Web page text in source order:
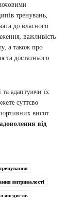
тренувань,
до власного
важливість
а також про
та достатнього
та адаптуючи їх
суттєво
висот
від
витривалості